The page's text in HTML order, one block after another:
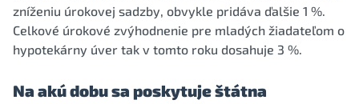
zníženiu úrokovej sadzby, obvykle pridáva ďalšie 1 %.
Celkové úrokové zvýhodnenie pre mladých žiadateľom o
hypotekárny úver tak v tomto roku dosahuje 3 %.
Na akú dobu sa poskytuje štátna